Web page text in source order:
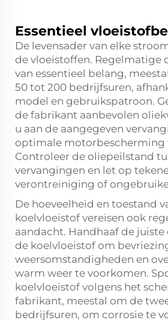
Essentieel
De levensader van elke
de vloeistoffen. Regelmatige
van essentieel belang,
50 tot 200 bedrijfsuren,
model en gebruikspatroon.
de fabrikant aanbevolen
u aan de aangegeven
optimale motorbescherming
Controleer de oliepeilstand
vervangingen en let op
verontreiniging of
De hoeveelheid en toestand
koelvloeistof vereisen ook
aandacht. Handhaaf de
de koelvloeistof om
weersomstandigheden en
warm weer te voorkomen.
koelvloeistof volgens het
fabrikant, meestal om de
bedrijfsuren, om corrosie te